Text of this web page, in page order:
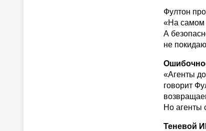
Фултон
«На самом
А
не
«Агенты
говорит
Но агенты
Теневой